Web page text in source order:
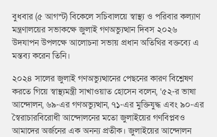
বুধবার (৫ আগস্ট) বিকেলে সচিবালয়ে স্বাস্থ্য ও পরিবার কল্যাণ
মন্ত্রণালয়ের সভাকক্ষে জুলাই গণঅভ্যুত্থান দিবস ২০২৬
উদযাপন উপলক্ষে আলোচনা সভায় প্রধান অতিথির বক্তব্যে এ
মন্তব্য করেন তিনি।
২০২৪ সালের জুলাই গণঅভ্যুত্থানের পেছনের কারণ বিশ্লেষণ
করতে গিয়ে স্বাস্থ্যমন্ত্রী সাখাওয়াত হোসেন বলেন, ‘৫২-র ভাষা
আন্দোলন, ৬৯-এর গণঅভ্যুত্থান, ৭১-এর মুক্তিযুদ্ধ এবং ৯০-এর
স্বৈরাচারবিরোধী আন্দোলনের মতো জুলাইয়ের গণবিপ্লবও
আমাদের অর্জনের এক অনন্য প্রতীক। জুলাইয়ের আন্দোলন